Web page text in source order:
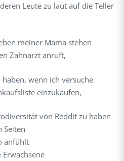
Leute zu laut auf die Teller
meiner Mama stehen
Zahnarzt anruft,
wenn ich versuche
einzukaufen,
von Reddit zu haben
Seiten
anfühlt